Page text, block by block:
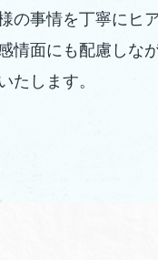
の事情を丁寧にヒ
情面にも配慮しな
たします。